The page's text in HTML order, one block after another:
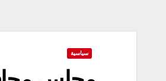
سياسية